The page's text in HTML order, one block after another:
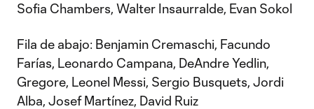
Sofia Chambers, Walter Insaurralde, Evan Sokol
Fila de abajo: Benjamin Cremaschi, Facundo
Farías, Leonardo Campana, DeAndre Yedlin,
Gregore, Leonel Messi, Sergio Busquets, Jordi
Alba, Josef Martínez, David Ruiz